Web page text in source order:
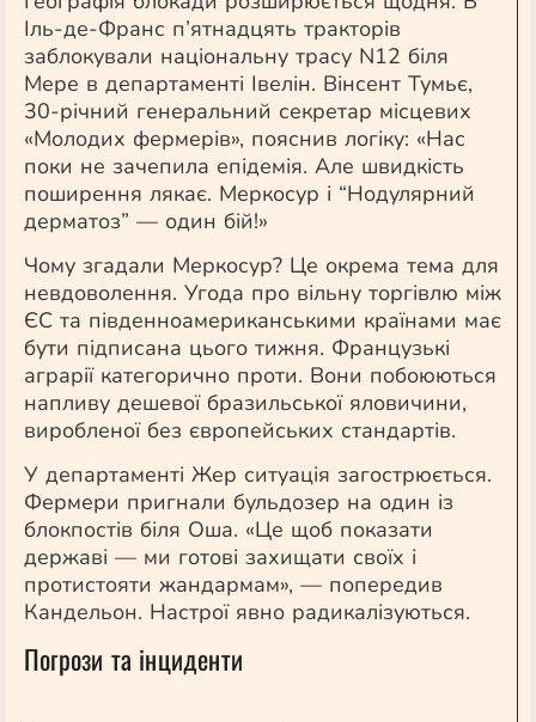
Іль-де-Франс п’ятнадцять тракторів
заблокували національну трасу N12 біля
Мере в департаменті Івелін. Вінсент Тумьє,
30-річний генеральний секретар місцевих
«Молодих фермерів», пояснив логіку: «Нас
поки не зачепила епідемія. Але швидкість
поширення лякає. Меркосур і “Нодулярний
дерматоз” — один бій!»
Чому згадали Меркосур? Це окрема тема для
невдоволення. Угода про вільну торгівлю між
ЄС та південноамериканськими країнами має
бути підписана цього тижня. Французькі
аграрії категорично проти. Вони побоюються
напливу дешевої бразильської яловичини,
виробленої без європейських стандартів.
У департаменті Жер ситуація загострюється.
Фермери пригнали бульдозер на один із
блокпостів біля Оша. «Це щоб показати
державі — ми готові захищати своїх і
протистояти жандармам», — попередив
Кандельон. Настрої явно радикалізуються.
Погрози та інциденти